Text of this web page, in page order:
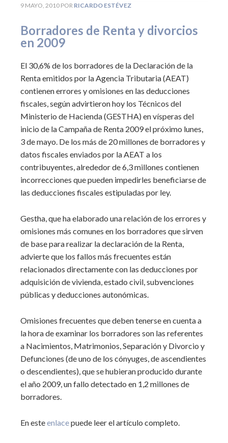
9 MAYO, 2010 POR RICARDO ESTÉVEZ
Borradores de Renta y divorcios
en 2009
El 30,6% de los borradores de la Declaración de la
Renta emitidos por la Agencia Tributaria (AEAT)
contienen errores y omisiones en las deducciones
fiscales, según advirtieron hoy los Técnicos del
Ministerio de Hacienda (GESTHA) en vísperas del
inicio de la Campaña de Renta 2009 el próximo lunes,
3 de mayo. De los más de 20 millones de borradores y
datos fiscales enviados por la AEAT a los
contribuyentes, alrededor de 6,3 millones contienen
incorrecciones que pueden impedirles beneficiarse de
las deducciones fiscales estipuladas por ley.
Gestha, que ha elaborado una relación de los errores y
omisiones más comunes en los borradores que sirven
de base para realizar la declaración de la Renta,
advierte que los fallos más frecuentes están
relacionados directamente con las deducciones por
adquisición de vivienda, estado civil, subvenciones
públicas y deducciones autonómicas.
Omisiones frecuentes que deben tenerse en cuenta a
la hora de examinar los borradores son las referentes
a Nacimientos, Matrimonios, Separación y Divorcio y
Defunciones (de uno de los cónyuges, de ascendientes
o descendientes), que se hubieran producido durante
el año 2009, un fallo detectado en 1,2 millones de
borradores.
En esteenlacepuede leer el artículo completo.